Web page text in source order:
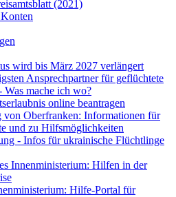
(2021)
wird bis März 2027 verlängert
Ansprechpartner für geflüchtete
Was mache ich wo?
online beantragen
von Oberfranken: Informationen für
und zu Hilfsmöglichkeiten
- Infos für ukrainische Flüchtlinge
Innenministerium: Hilfen in der
Hilfe-Portal für